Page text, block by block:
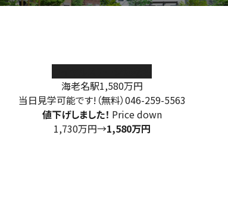
海老名駅1,580万円
当日見学可能です!（無料）046-259-5563
値下げしました！ Price down
1,730万円→1,580万円